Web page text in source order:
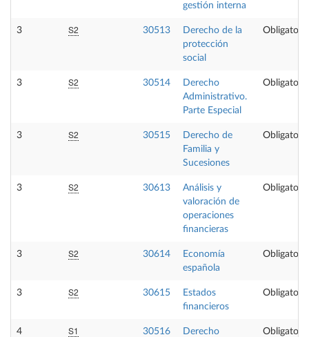
gestión interna
3 S2 30513
Derecho de la
protección
social
Obligatoria
3 S2 30514
Derecho
Administrativo.
Parte Especial
Obligatoria
3 S2 30515
Derecho de
Familia y
Sucesiones
Obligatoria
3 S2 30613
Análisis y
valoración de
operaciones
financieras
Obligatoria
3 S2 30614
Economía
española
Obligatoria
3 S2 30615
Estados
financieros
Obligatoria
4 S1 30516
Derecho
Obligatoria